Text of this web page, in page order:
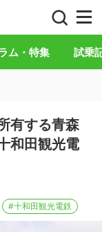
ガジン」公式WEB
ム・特集 試乗
有する青森
和田観光電
#十和田観光電鉄